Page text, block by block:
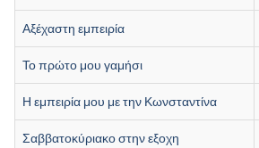
Αξέχαστη εμπειρία
Το πρώτο μου γαμήσι
Η εμπειρία μου με την Κωνσταντίνα
Σαββατοκύριακο στην εξοχη